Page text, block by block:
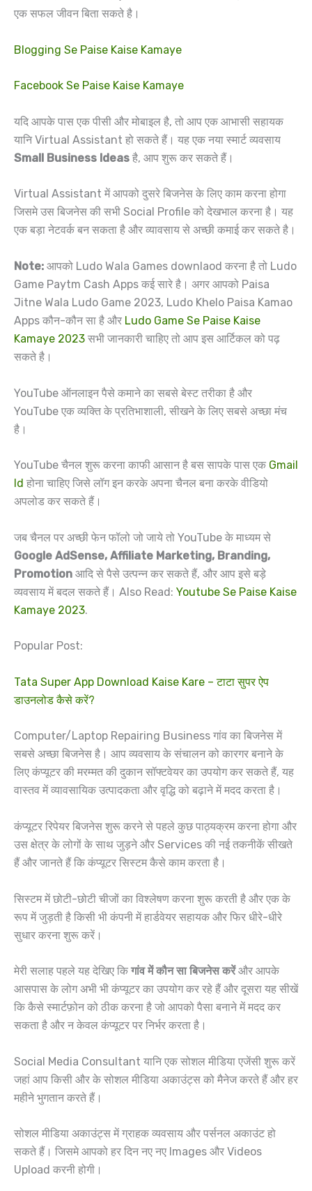
एक सफल जीवन बिता सकते है।
Blogging Se Paise Kaise Kamaye
Facebook Se Paise Kaise Kamaye
यदि आपके पास एक पीसी और मोबाइल है, तो आप एक आभासी सहायक
यानि Virtual Assistant हो सकते हैं। यह एक नया स्मार्ट व्यवसाय
Small Business Ideas है, आप शुरू कर सकते हैं।
Virtual Assistant में आपको दुसरे बिजनेस के लिए काम करना होगा
जिसमे उस बिजनेस की सभी Social Profile को देखभाल करना है। यह
एक बड़ा नेटवर्क बन सकता है और व्यावसाय से अच्छी कमाई कर सकते है।
Note: आपको Ludo Wala Games downlaod करना है तो Ludo
Game Paytm Cash Apps कई सारे है। अगर आपको Paisa
Jitne Wala Ludo Game 2023, Ludo Khelo Paisa Kamao
Apps कौन-कौन सा है और Ludo Game Se Paise Kaise
Kamaye 2023 सभी जानकारी चाहिए तो आप इस आर्टिकल को पढ़
सकते है।
YouTube ऑनलाइन पैसे कमाने का सबसे बेस्ट तरीका है और
YouTube एक व्यक्ति के प्रतिभाशाली, सीखने के लिए सबसे अच्छा मंच
है।
YouTube चैनल शुरू करना काफी आसान है बस सापके पास एक Gmail
Id होना चाहिए जिसे लॉग इन करके अपना चैनल बना करके वीडियो
अपलोड कर सकते हैं।
जब चैनल पर अच्छी फेन फॉलो जो जाये तो YouTube के माध्यम से
Google AdSense, Affiliate Marketing, Branding,
Promotion आदि से पैसे उत्पन्न कर सकते हैं, और आप इसे बड़े
व्यवसाय में बदल सकते हैं। Also Read: Youtube Se Paise Kaise
Kamaye 2023.
Popular Post:
Tata Super App Download Kaise Kare – टाटा सुपर ऐप
डाउनलोड कैसे करें?
Computer/Laptop Repairing Business गांव का बिजनेस में
सबसे अच्छा बिजनेस है। आप व्यवसाय के संचालन को कारगर बनाने के
लिए कंप्यूटर की मरम्मत की दुकान सॉफ्टवेयर का उपयोग कर सकते हैं, यह
वास्तव में व्यावसायिक उत्पादकता और वृद्धि को बढ़ाने में मदद करता है।
कंप्यूटर रिपेयर बिजनेस शुरू करने से पहले कुछ पाठ्यक्रम करना होगा और
उस क्षेत्र के लोगों के साथ जुड़ने और Services की नई तकनीकें सीखते
हैं और जानते हैं कि कंप्यूटर सिस्टम कैसे काम करता है।
सिस्टम में छोटी-छोटी चीजों का विश्लेषण करना शुरू करती है और एक के
रूप में जुड़ती है किसी भी कंपनी में हार्डवेयर सहायक और फिर धीरे-धीरे
सुधार करना शुरू करें।
मेरी सलाह पहले यह देखिए कि गांव में कौन सा बिजनेस करेंऔर आपके
आसपास के लोग अभी भी कंप्यूटर का उपयोग कर रहे हैं और दूसरा यह सीखें
कि कैसे स्मार्टफ़ोन को ठीक करना है जो आपको पैसा बनाने में मदद कर
सकता है और न केवल कंप्यूटर पर निर्भर करता है।
Social Media Consultant यानि एक सोशल मीडिया एजेंसी शुरू करें
जहां आप किसी और के सोशल मीडिया अकाउंट्स को मैनेज करते हैं और हर
महीने भुगतान करते हैं।
सोशल मीडिया अकाउंट्स में ग्राहक व्यवसाय और पर्सनल अकाउंट हो
सकते हैं। जिसमे आपको हर दिन नए नए Images और Videos
Upload करनी होगी।